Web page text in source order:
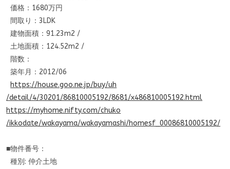
価格：1680万円
間取り：3LDK
建物面積：91.23m2 /
土地面積：124.52m2 /
階数：
築年月：2012/06
https://house.goo.ne.jp/buy/uh
/detail/4/30201/86810005192/8681/x486810005192.html
https://myhome.nifty.com/chuko
/ikkodate/wakayama/wakayamashi/homesf_00086810005192/
■物件番号：
種別: 仲介土地